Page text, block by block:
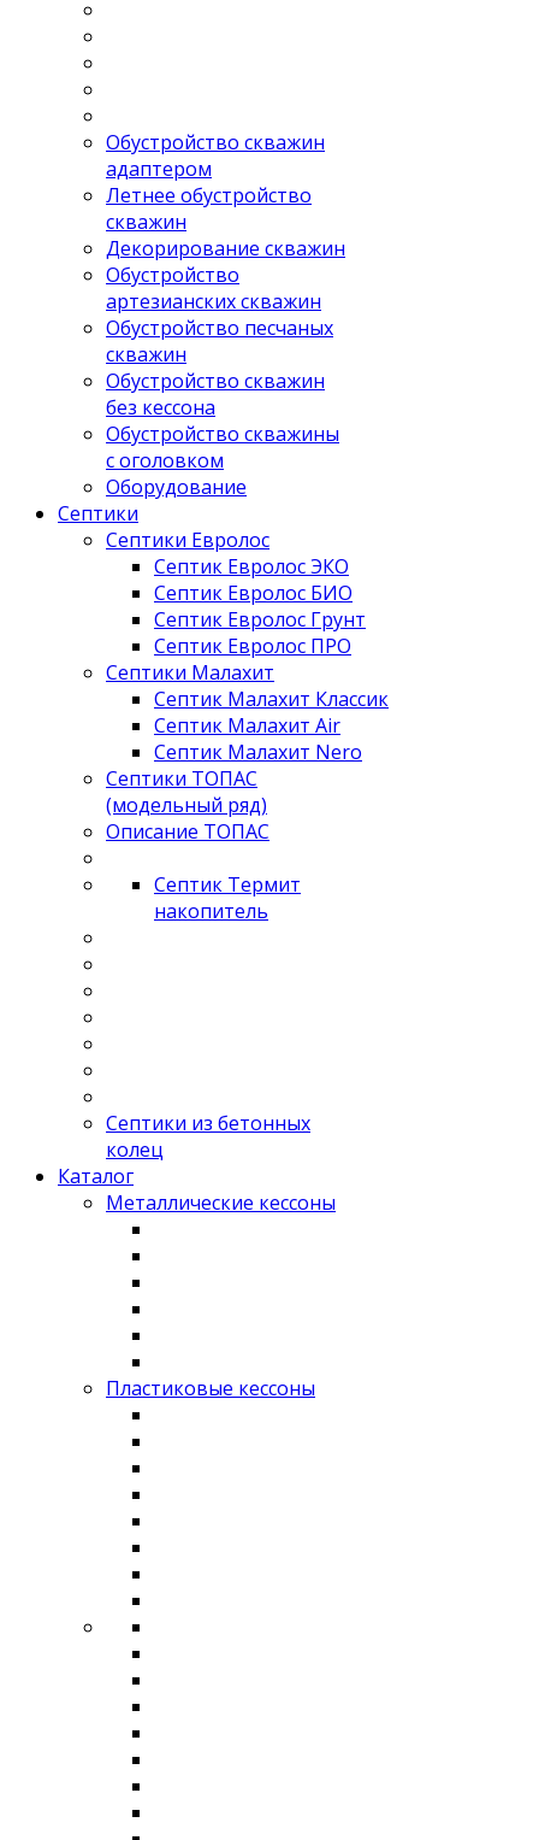
Обустройство скважин
адаптером
Летнее обустройство
скважин
Декорирование скважин
Обустройство
артезианских скважин
Обустройство песчаных
скважин
Обустройство скважин
без кессона
Обустройство скважины
с оголовком
Оборудование
Септики
Септики Евролос
Септик Евролос ЭКО
Септик Евролос БИО
Септик Евролос Грунт
Септик Евролос ПРО
Септики Малахит
Септик Малахит Классик
Септик Малахит Air
Септик Малахит Nero
Септики ТОПАС
(модельный ряд)
Описание ТОПАС
Септик Термит
накопитель
Септики из бетонных
колец
Каталог
Металлические кессоны
Пластиковые кессоны